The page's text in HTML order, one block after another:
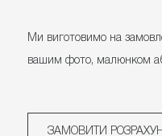
Ми виготовимо на
вашим фото, малюнком
ЗАМОВИТИ